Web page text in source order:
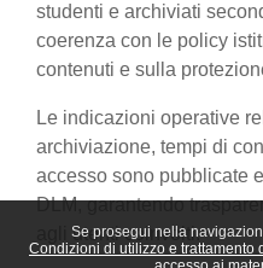
Se prosegui nella
Condizioni di utilizzo e trattamento
studenti e archiviati
coerenza con le policy
contenuti e sulla
Le indicazioni operative
archiviazione, tempi di
accesso sono pubblicate
DLM, garantendo
agli utenti coinvolti.